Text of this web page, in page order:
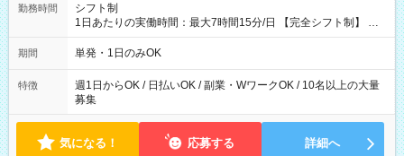
勤務時間
シフト制
1日あたりの実働時間：最大7時間15分/日 【完全シフト制】 例
(1) 8：00~17:00（休憩１h） 例(2) 13:00~16:00（早上がりでも
全額支給！） 例(3) 21:00~5:00（夜勤なら日当1.25倍！！）
期間 単発・1日のみOK
特徴
週1日からOK / 日払いOK / 副業・WワークOK / 10名以上の大量
募集
気になる！ 応募する 詳細へ